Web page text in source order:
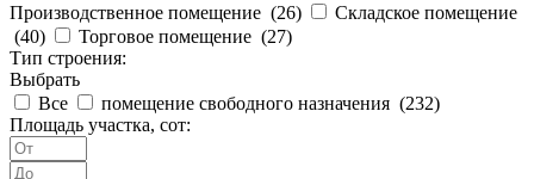
Производственное помещение (26)
Складское помещение
(40) Торговое помещение (27)
Тип строения:
Выбрать
Все
помещение свободного назначения (232)
Площадь участка, сот: